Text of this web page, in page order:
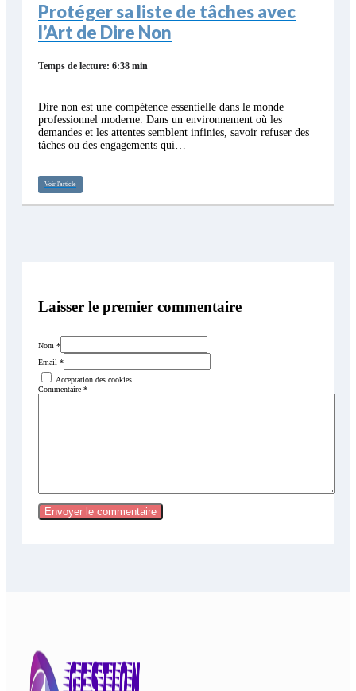
Protéger sa liste de tâches avec
l’Art de Dire Non
Temps de lecture: 6:38 min
Dire non est une compétence essentielle dans le monde
professionnel moderne. Dans un environnement où les
demandes et les attentes semblent infinies, savoir refuser des
tâches ou des engagements qui…
Voir l'article
Laisser le premier commentaire
Nom *
Email *
Acceptation des cookies
Commentaire *